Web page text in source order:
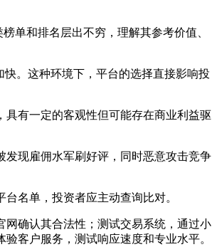
单和排名层出不穷，理解其参考价值、
。这种环境下，平台的选择直接影响投
有一定的客观性但可能存在商业利益驱
现雇佣水军刷好评，同时恶意攻击竞争
名单，投资者应主动查询比对。
确认其合法性；测试交易系统，通过小
客户服务，测试响应速度和专业水平。